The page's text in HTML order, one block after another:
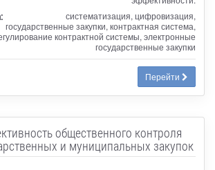
систематизация, цифровизация,
государственные закупки, контрактная система,
контрактной системы, электронные
государственные закупки
Перейти
общественного контроля
и муниципальных закупок